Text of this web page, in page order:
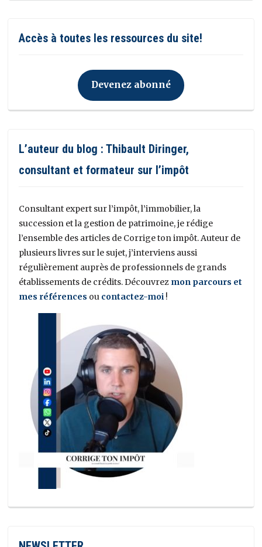
Accès à toutes les ressources du site!
Devenez abonné
L’auteur du blog : Thibault Diringer,
consultant et formateur sur l’impôt
Consultant expert sur l’impôt, l’immobilier, la
succession et la gestion de patrimoine, je rédige
l’ensemble des articles de Corrige ton impôt. Auteur de
plusieurs livres sur le sujet, j’interviens aussi
régulièrement auprès de professionnels de grands
établissements de crédits. Découvrez mon parcours et
mes références ou contactez-moi !